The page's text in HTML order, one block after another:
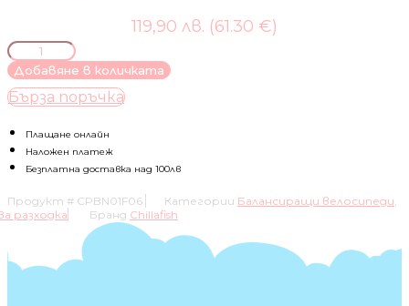
119,90 лв. (61.30 €)
количество
за
КОЛЕЛО
ЗА
CHILLAFISH
BUNZI
2В1
WHEN
MONSTERS
STARS
Добавяне в количката
Бърза поръчка
Плащане онлайн
Наложен платеж
Безплатна доставка над 100лв
Продукт # CPBN01F06 Категории Балансиращи велосипеди,
разходка
Бранд Chillafish